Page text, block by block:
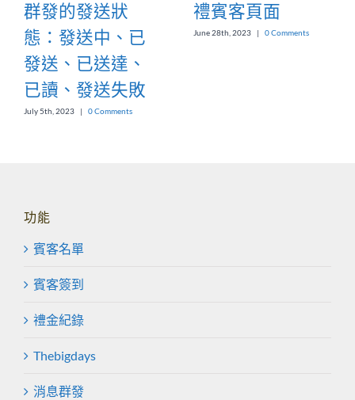
群發的發送狀
態：發送中、已
發送、已送達、
已讀、發送失敗
July 5th, 2023 | 0 Comments
禮賓客頁面
June 28th, 2023 | 0 Comments
功能
賓客名單
賓客簽到
禮金紀錄
Thebigdays
消息群發